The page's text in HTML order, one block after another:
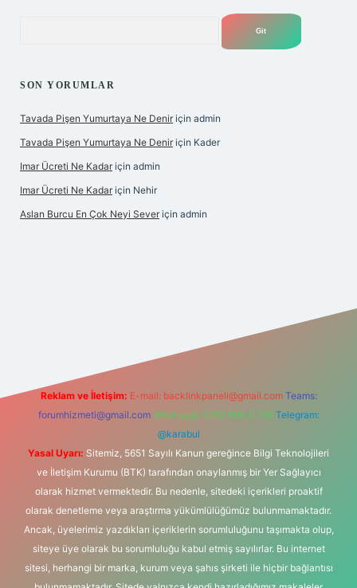
SON YORUMLAR
Tavada Pişen Yumurtaya Ne Denir için admin
Tavada Pişen Yumurtaya Ne Denir için Kader
Imar Ücreti Ne Kadar için admin
Imar Ücreti Ne Kadar için Nehir
Aslan Burcu En Çok Neyi Sever için admin
elexbetgiris.org
Reklam ve İletişim: E-mail: backlinkpaneli@gmail.com Teams:
forumhizmeti@gmail.com Whatsapp: 0262 606 0 726 Telegram:
@karabul
Yasal Uyarı: Sitemiz, 5651 Sayılı Kanun gereğince Bilgi Teknolojileri
ve İletişim Kurumu (BTK) tarafından onaylanmış bir Yer Sağlayıcı
olarak hizmet vermektedir. Bu nedenle, sitedeki içerikleri proaktif
olarak denetleme veya araştırma yükümlülüğümüz bulunmamaktadır.
Ancak, üyelerimiz yazdıkları içeriklerin sorumluluğunu taşımakta olup,
siteye üye olarak bu sorumluluğu kabul etmiş sayılırlar. Bu internet
sitesi, herhangi bir marka, kurum veya şahıs şirketi ile hiçbir bağlantısı